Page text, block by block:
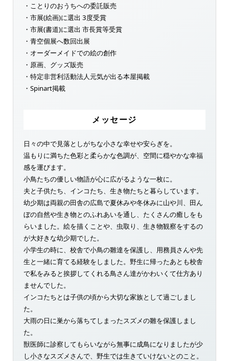
・ことりのおうちへの委託販売
・市展(絵画)に選出 3度受賞
・市展(書道)に選出 市長賞等受賞
・青空個展へ数回出展
・オーダーメイドでの絵の創作
・原画、グッズ販売
・特定非営利活動法人元気が出る本屋掲載
・Spinart掲載
メッセージ
日々の中で見落としがちな小さな幸せや安らぎを。
温もりに満ちた色彩と柔らかな色調が、空間に穏やかな幸福
感を運びます。
小鳥たちの優しい物語が心に広がるような一枚に。
夫と子供たち、インコたち、生き物たちと暮らしています。
幼少期は両親の田舎の広島で夏休みや冬休みに山や川、田ん
ぼの自然や生き物とのふれあいを通し、たくさんの癒しをも
らいました。絵を描くことや、虫取り、生き物観察をするの
が大好きな幼少期でした。
小学生の時に、校舎で小鳥の雛達を保護し、用務員さんや先
生と一緒に育てる経験をしました。野生に帰ったあとも校舎
で私をみると挨拶してくれる鳥さん達がかわいくて仕方あり
ませんでした。
インコたちとは子供の頃から大切な家族として過ごしまし
た。
大雨の日に巣から落ちてしまったスズメの雛を保護しまし
た。
獣医師に診察してもらいながら無事に成鳥になりましたが少
し小さなスズメさんで、野生では生きていけないとのこと。